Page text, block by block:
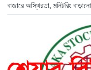
বাজারে অস্থিরতা, মনিটরিং